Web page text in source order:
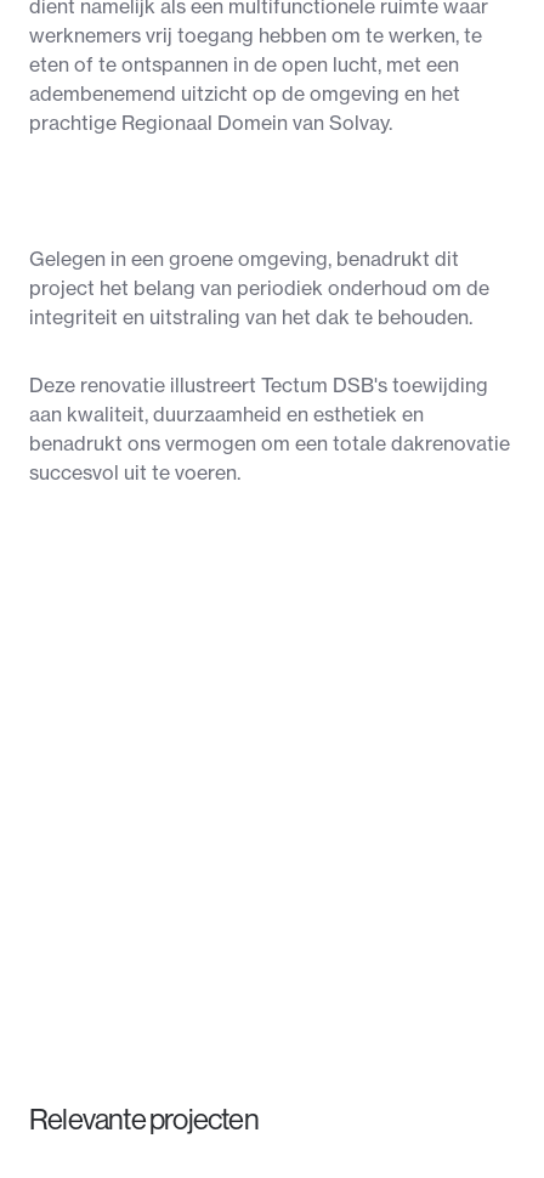
dient namelijk als een multifunctionele ruimte waar
werknemers vrij toegang hebben om te werken, te
eten of te ontspannen in de open lucht, met een
adembenemend uitzicht op de omgeving en het
prachtige Regionaal Domein van Solvay.
Gelegen in een groene omgeving, benadrukt dit
project het belang van periodiek onderhoud om de
integriteit en uitstraling van het dak te behouden.
Deze renovatie illustreert Tectum DSB's toewijding
aan kwaliteit, duurzaamheid en esthetiek en
benadrukt ons vermogen om een totale dakrenovatie
succesvol uit te voeren.
Relevante projecten